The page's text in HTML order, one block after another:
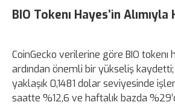
BIO Tokenı Hayes’in Alımıyla
CoinGecko verilerine göre BIO tokenı
ardından önemli bir yükseliş
yaklaşık 0,1481 dolar seviyesinde
saatte %12,6 ve haftalık bazda